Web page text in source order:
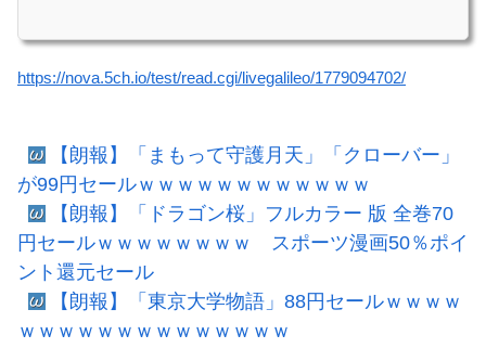
https://nova.5ch.io/test/read.cgi/livegalileo/1779094702/
【朗報】「まもって守護月天」「クローバー」
が99円セールｗｗｗｗｗｗｗｗｗｗｗｗ
【朗報】「ドラゴン桜」フルカラー 版 全巻70
円セールｗｗｗｗｗｗｗｗ スポーツ漫画50％ポイ
ント還元セール
【朗報】「東京大学物語」88円セールｗｗｗｗ
ｗｗｗｗｗｗｗｗｗｗｗｗｗｗ